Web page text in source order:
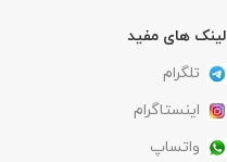
لینک های مفید
تلگرام
اینستاگرام
واتساپ